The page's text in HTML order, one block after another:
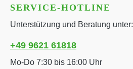
SERVICE-HOTLINE
Unterstützung und Beratung unter:
+49 9621 61818
Mo-Do 7:30 bis 16:00 Uhr